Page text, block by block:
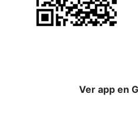
Ver app en